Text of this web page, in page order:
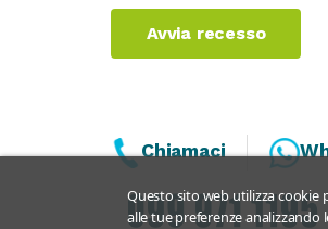
Avvia recesso
Questo sito web utilizza
alle tue preferenze
Chiamaci